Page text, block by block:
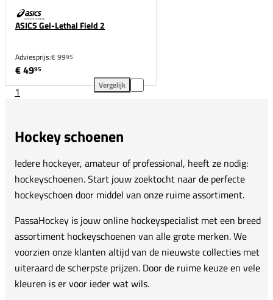
ASICS Gel-Lethal Field 2
Adviesprijs:€ 9995
€ 4995
Vergelijk
1
Hockey schoenen
Iedere hockeyer, amateur of professional, heeft ze nodig:
hockeyschoenen. Start jouw zoektocht naar de perfecte
hockeyschoen door middel van onze ruime assortiment.
PassaHockey is jouw online hockeyspecialist met een breed
assortiment hockeyschoenen van alle grote merken. We
voorzien onze klanten altijd van de nieuwste collecties met
uiteraard de scherpste prijzen. Door de ruime keuze en vele
kleuren is er voor ieder wat wils.